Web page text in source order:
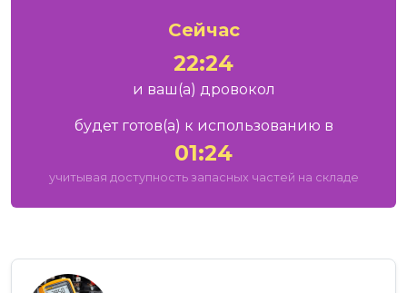
Сейчас
22:24
и ваш(а) дровокол
будет готов(а) к использованию в
01:24
учитывая доступность запасных частей на складе